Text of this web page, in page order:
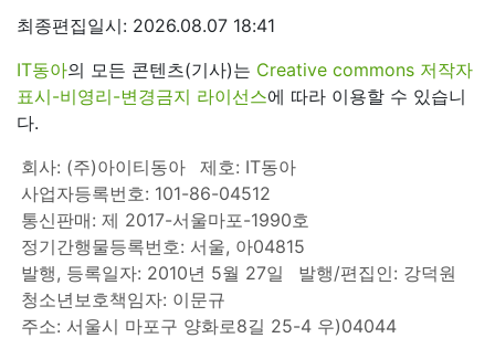
최종편집일시: 2026.08.07 18:41
IT동아의 모든 콘텐츠(기사)는 Creative commons 저작자
표시-비영리-변경금지 라이선스에 따라 이용할 수 있습니
다.
회사: (주)아이티동아
제호: IT동아
사업자등록번호: 101-86-04512
통신판매: 제 2017-서울마포-1990호
정기간행물등록번호: 서울, 아04815
발행, 등록일자: 2010년 5월 27일
발행/편집인: 강덕원
청소년보호책임자: 이문규
주소: 서울시 마포구 양화로8길 25-4 우)04044